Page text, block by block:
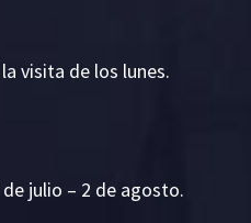
visita de los lunes.
de julio – 2 de agosto.